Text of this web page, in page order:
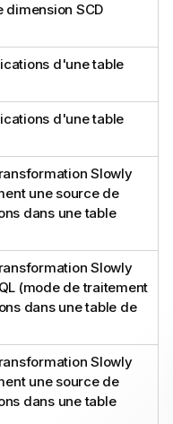
dimension SCD
d'une table
d'une table
Slowly
une source de
dans une table
Slowly
(mode de traitement
dans une table de
Slowly
une source de
dans une table